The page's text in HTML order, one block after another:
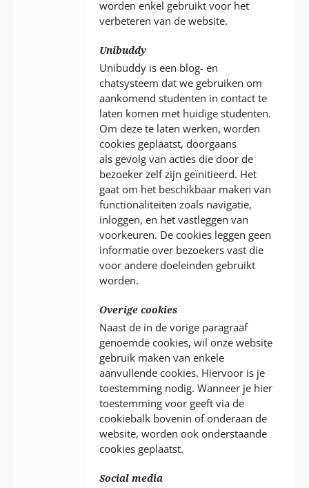
worden enkel gebruikt voor het
verbeteren van de website.
Unibuddy
Unibuddy is een blog- en
chatsysteem dat we gebruiken om
aankomend studenten in contact te
laten komen met huidige studenten.
Om deze te laten werken, worden
cookies geplaatst, doorgaans
als gevolg van acties die door de
bezoeker zelf zijn geïnitieerd. Het
gaat om het beschikbaar maken van
functionaliteiten zoals navigatie,
inloggen, en het vastleggen van
voorkeuren. De cookies leggen geen
informatie over bezoekers vast die
voor andere doeleinden gebruikt
worden.
Overige cookies
Naast de in de vorige paragraaf
genoemde cookies, wil onze website
gebruik maken van enkele
aanvullende cookies. Hiervoor is je
toestemming nodig. Wanneer je hier
toestemming voor geeft via de
cookiebalk bovenin of onderaan de
website, worden ook onderstaande
cookies geplaatst.
Social media